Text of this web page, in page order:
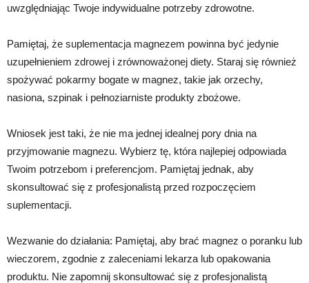
uwzględniając Twoje indywidualne potrzeby zdrowotne.
Pamiętaj, że suplementacja magnezem powinna być jedynie
uzupełnieniem zdrowej i zrównoważonej diety. Staraj się również
spożywać pokarmy bogate w magnez, takie jak orzechy,
nasiona, szpinak i pełnoziarniste produkty zbożowe.
Wniosek jest taki, że nie ma jednej idealnej pory dnia na
przyjmowanie magnezu. Wybierz tę, która najlepiej odpowiada
Twoim potrzebom i preferencjom. Pamiętaj jednak, aby
skonsultować się z profesjonalistą przed rozpoczęciem
suplementacji.
Wezwanie do działania: Pamiętaj, aby brać magnez o poranku lub
wieczorem, zgodnie z zaleceniami lekarza lub opakowania
produktu. Nie zapomnij skonsultować się z profesjonalistą